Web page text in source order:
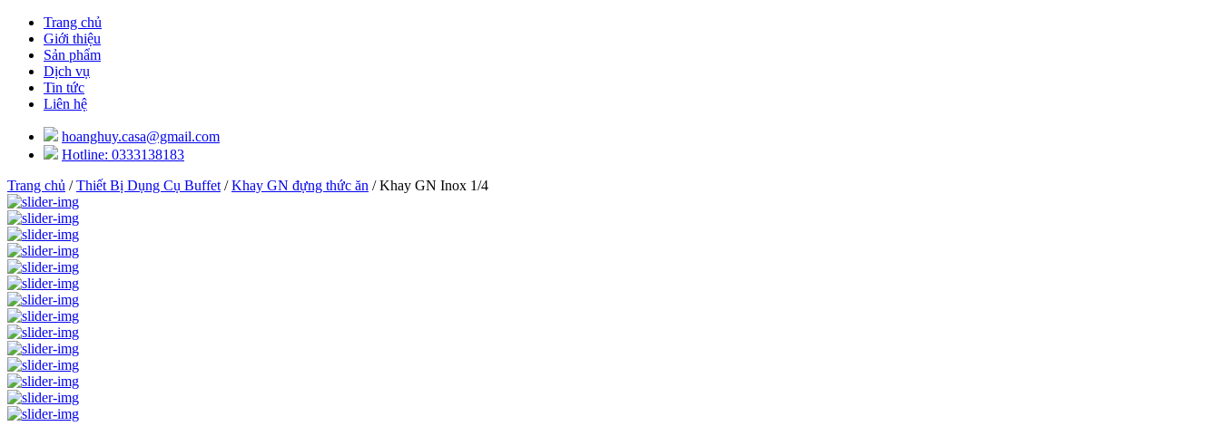
Trang chủ
Giới thiệu
Sản phẩm
Dịch vụ
Tin tức
Liên hệ
hoanghuy.casa@gmail.com
Hotline: 0333138183
Trang chủ /Thiết Bị Dụng Cụ Buffet /Khay GN đựng thức ăn / Khay GN Inox 1/4